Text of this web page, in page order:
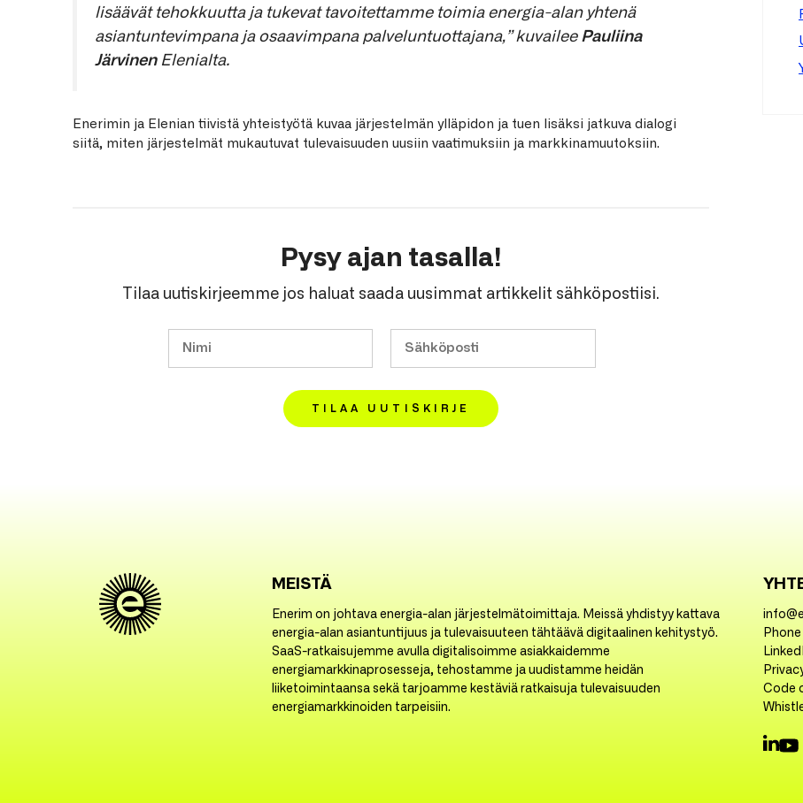
lisäävät tehokkuutta ja tukevat tavoitettamme toimia energia-alan yhtenä
asiantuntevimpana ja osaavimpana palveluntuottajana,” kuvailee Pauliina
JärvinenElenialta.
Enerimin ja Elenian tiivistä yhteistyötä kuvaa järjestelmän ylläpidon ja tuen lisäksi jatkuva dialogi
siitä, miten järjestelmät mukautuvat tulevaisuuden uusiin vaatimuksiin ja markkinamuutoksiin.
Pysy ajan tasalla!
Tilaa uutiskirjeemme jos haluat saada uusimmat artikkelit sähköpostiisi.
TILAA UUTISKIRJE
MEISTÄ
Enerim on johtava energia-alan järjestelmätoimittaja. Meissä yhdistyy kattava
energia-alan asiantuntijuus ja tulevaisuuteen tähtäävä digitaalinen kehitystyö.
SaaS-ratkaisujemme avulla digitalisoimme asiakkaidemme
energiamarkkinaprosesseja, tehostamme ja uudistamme heidän
liiketoimintaansa sekä tarjoamme kestäviä ratkaisuja tulevaisuuden
energiamarkkinoiden tarpeisiin.
Code